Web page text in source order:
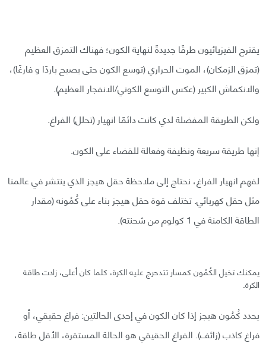
يقترح الفيزيائيون طرقًا جديدةً لنهاية الكون؛ فهناك التمزق العظيم
(تمزق الزمكان)، الموت الحراري (توسع الكون حتى يصبح باردًا و فارغًا)،
والانكماش الكبير (عكس التوسع الكوني/الانفجار العظيم).
ولكن الطريقة المفضلة لدي كانت دائمًا انهيار (تحلل) الفراغ.
إنها طريقة سريعة ونظيفة وفعالة للقضاء على الكون.
لفهم انهيار الفراغ، نحتاج إلى ملاحظة حقل هيجز الذي ينتشر في عالمنا
مثل حقل كهربائي. تختلف قوة حقل هيجز بناء على كُمُونه (مقدار
الطاقة الكامنة في 1 كولوم من شحنته).
يمكنك تخيل الكُمُون كمسار تتدحرج عليه الكرة، كلما كان أعلى، زادت طاقة
الكرة.
يحدد كُمُون هيجز إذا كان الكون في إحدى الحالتين: فراغ حقيقي، أو
فراغ كاذب (زائف). الفراغ الحقيقي هو الحالة المستقرة، الأقل طاقة،